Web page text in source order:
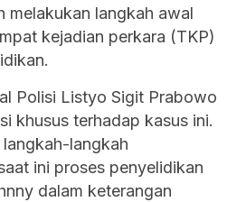
melakukan langkah awal
kejadian perkara (TKP)
Polisi Listyo Sigit Prabowo
khusus terhadap kasus ini.
langkah
ini proses penyelidikan
dalam keterangan